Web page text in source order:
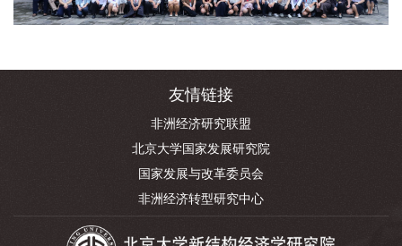
友情链接
非洲经济研究联盟
北京大学国家发展研究院
国家发展与改革委员会
非洲经济转型研究中心